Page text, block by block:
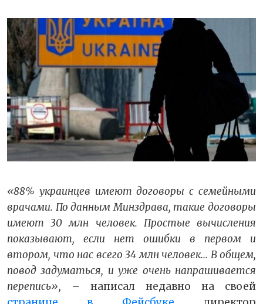
«88% украинцев имеют договоры с семейными
врачами. По данным Минздрава, такие договоры
имеют 30 млн человек. Простые вычисления
показывают, если нет ошибки в первом и
втором, что нас всего 34 млн человек... В общем,
повод задуматься, и уже очень напрашивается
перепись», – написал недавно на своей